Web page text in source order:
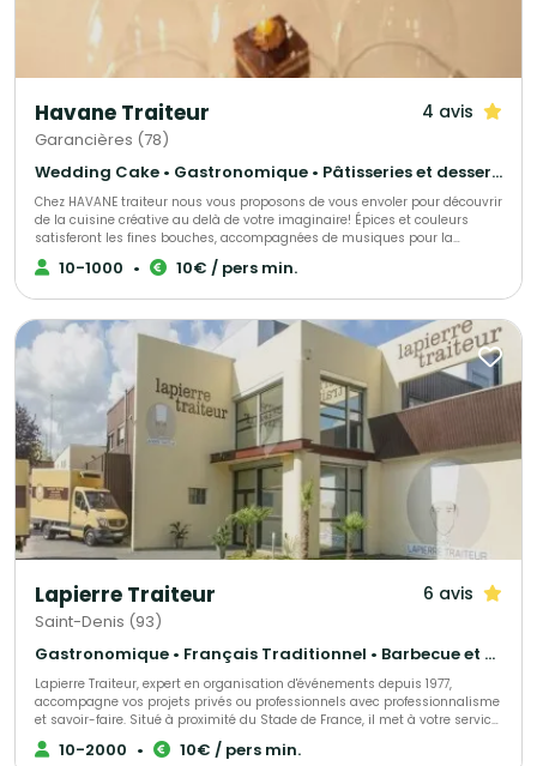
Havane Traiteur 4 avis
Garancières (78)
Wedding Cake • Gastronomique • Pâtisseries et desserts
Chez HAVANE traiteur nous vous proposons de vous envoler pour découvrir
de la cuisine créative au delà de votre imaginaire! Épices et couleurs
satisferont les fines bouches, accompagnées de musiques pour la
découverte. Nous nous occuperons de tous vos événements privés ou
professionnels dans nos lieux privatifs ou le lieu que vous désirez.
animations culinaires selon vos envies. Pour plus d'information, appelez
nous.
10-1000 • 10€ / pers min.
Lapierre Traiteur 6 avis
Saint-Denis (93)
Gastronomique • Français Traditionnel • Barbecue et grillades
Lapierre Traiteur, expert en organisation d'événements depuis 1977,
accompagne vos projets privés ou professionnels avec professionnalisme
et savoir-faire. Situé à proximité du Stade de France, il met à votre service
une cuisine traditionnelle et d'exception, élaborée à partir de produits frais
et locaux. Grâce à une équipe de collaborateurs expérimentés, Lapierre
10-2000 • 10€ / pers min.